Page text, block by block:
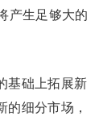
产生足够大的
基础上拓展新
的细分市场，